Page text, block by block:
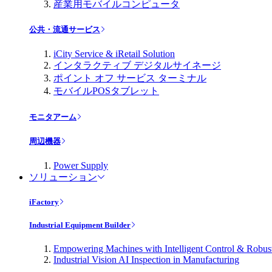
産業用モバイルコンピュータ
公共・流通サービス
iCity Service & iRetail Solution
インタラクティブ デジタルサイネージ
ポイント オフ サービス ターミナル
モバイルPOSタブレット
モニタアーム
周辺機器
Power Supply
ソリューション
iFactory
Industrial Equipment Builder
Empowering Machines with Intelligent Control &
Industrial Vision AI Inspection in Manufacturing